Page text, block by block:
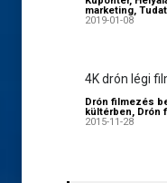
marketing,
2019-01-08
4K drón légi
Drón filmezés
kültérben, Drón
2015-11-28